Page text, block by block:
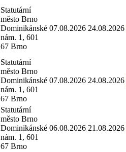
Statutární
město Brno
Dominikánské
nám. 1, 601
67 Brno
07.08.2026 24.08.2026
Statutární
město Brno
Dominikánské
nám. 1, 601
67 Brno
07.08.2026 24.08.2026
Statutární
město Brno
Dominikánské
nám. 1, 601
67 Brno
06.08.2026 21.08.2026